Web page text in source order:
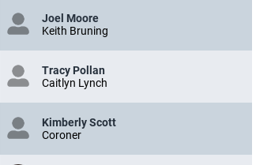
Joel Moore
Keith Bruning
Tracy Pollan
Caitlyn Lynch
Kimberly Scott
Coroner